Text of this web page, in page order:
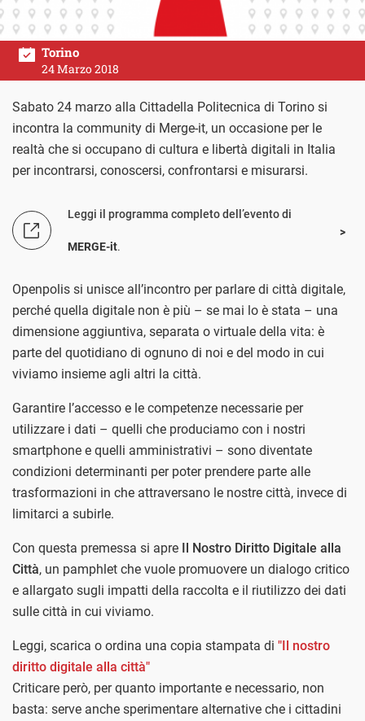
Torino
24 Marzo 2018
Sabato 24 marzo alla Cittadella Politecnica di Torino si
incontra la community di Merge-it, un occasione per le
realtà che si occupano di cultura e libertà digitali in Italia
per incontrarsi, conoscersi, confrontarsi e misurarsi.
Leggi il programma completo dell’evento di
MERGE-it.
Openpolis si unisce all’incontro per parlare di città digitale,
perché quella digitale non è più – se mai lo è stata – una
dimensione aggiuntiva, separata o virtuale della vita: è
parte del quotidiano di ognuno di noi e del modo in cui
viviamo insieme agli altri la città.
Garantire l’accesso e le competenze necessarie per
utilizzare i dati – quelli che produciamo con i nostri
smartphone e quelli amministrativi – sono diventate
condizioni determinanti per poter prendere parte alle
trasformazioni in che attraversano le nostre città, invece di
limitarci a subirle.
Con questa premessa si apre Il Nostro Diritto Digitale alla
Città, un pamphlet che vuole promuovere un dialogo critico
e allargato sugli impatti della raccolta e il riutilizzo dei dati
sulle città in cui viviamo.
Leggi, scarica o ordina una copia stampata di "Il nostro
diritto digitale alla città"
Criticare però, per quanto importante e necessario, non
basta: serve anche sperimentare alternative che i cittadini